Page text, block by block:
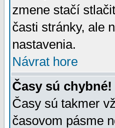
zmene stačí
časti stránky, ale
nastavenia.
Návrat hore
Časy sú chybné!
Časy sú takmer
časovom pásme